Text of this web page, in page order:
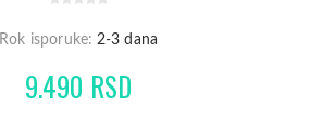
Rok isporuke: 2-3 dana
9.490 RSD